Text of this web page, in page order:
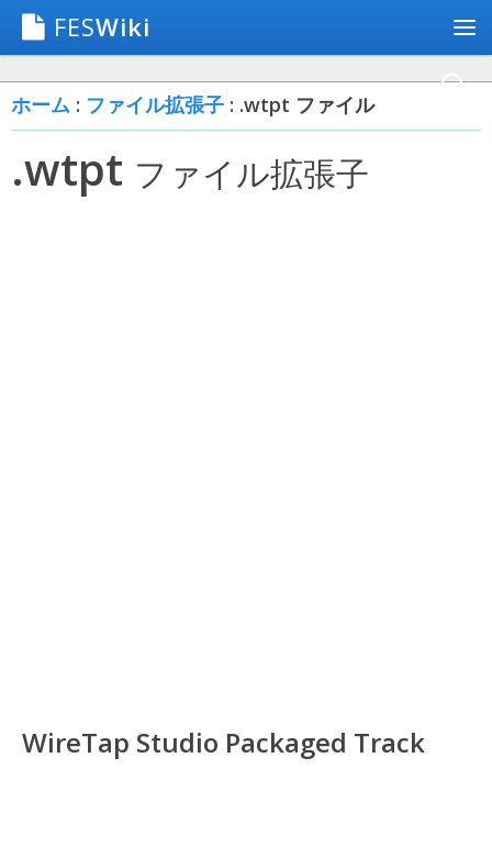
FESWiki
ホーム : ファイル拡張子 : .wtpt ファイル
.wtpt ファイル拡張子
WireTap Studio Packaged Track